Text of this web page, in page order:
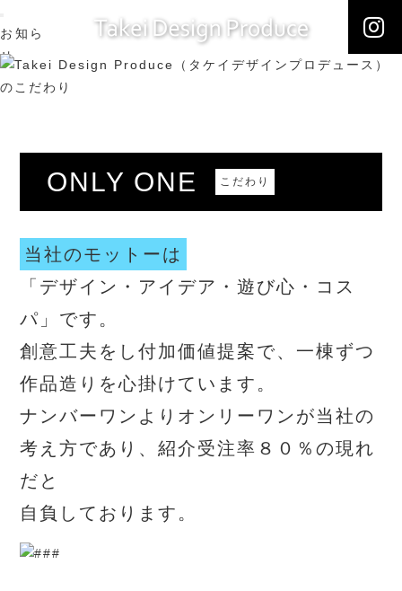
お知ら
せ
ONLY
ONE
会社概
US
ブログ
お問合
CONTACT
Instagram
INSTAGRAM
ONLY ONE こだわり
当社のモットーは
「デザイン・アイデア・遊び心・コス
パ」です。
創意工夫をし付加価値提案で、 一棟ずつ
作品造りを心掛けています。
ナンバーワンよりオンリーワンが当社の
考え方であり、紹介受注率８０％の現れ
だと
自負しております。